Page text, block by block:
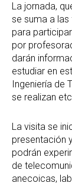
La jornada,
se suma a
para
por
darán
estudiar en
Ingeniería de
se realizan
La visita se
presentación
podrán
de
anecoicas,